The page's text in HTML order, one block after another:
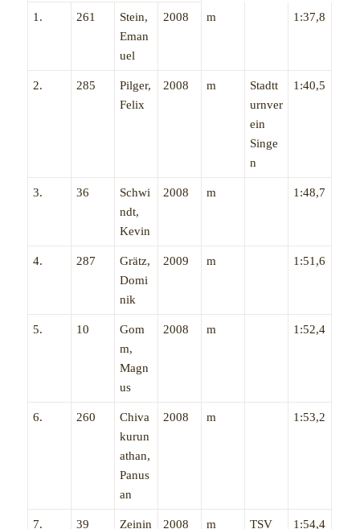
1. 261
Stein,
Eman
uel
2008 m 1:37,8
2. 285
Pilger,
Felix
2008 m
Stadtt
urnver
ein
Singe
n
1:40,5
3. 36
Schwi
ndt,
Kevin
2008 m 1:48,7
4. 287
Grätz,
Domi
nik
2009 m 1:51,6
5. 10
Gom
m,
Magn
us
2008 m 1:52,4
6. 260
Chiva
kurun
athan,
Panus
an
2008 m 1:53,2
7. 39
Zeinin
2008 m
TSV
1:54,4